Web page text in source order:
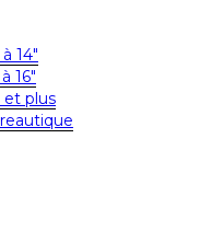
14″
16″
et plus